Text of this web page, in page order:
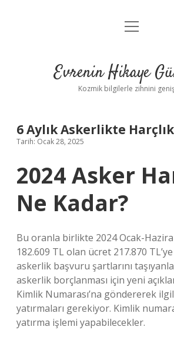
Anasayfa
Yasal Uyarı
menüyü
Evrenin Hikaye
Kozmik bilgilerle zihnini
6 Aylık Askerlikte
Tarih: Ocak 28, 2025
2024 Asker
Ne Kadar?
Bu oranla birlikte 2024 Ocak-
182.609 TL olan ücret 217.870
askerlik başvuru şartlarını
askerlik borçlanması için yeni
Kimlik Numarası’na göndererek
yatırmaları gerekiyor. Kimlik
yatırma işlemi yapabilecekler.